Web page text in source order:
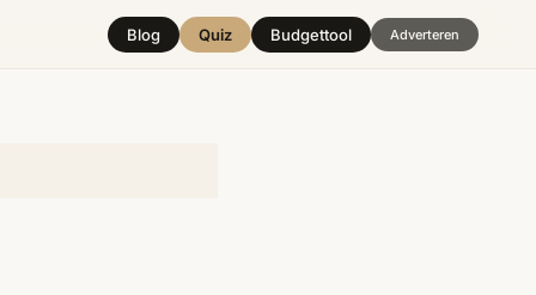
Blog Quiz Budgettool Adverteren